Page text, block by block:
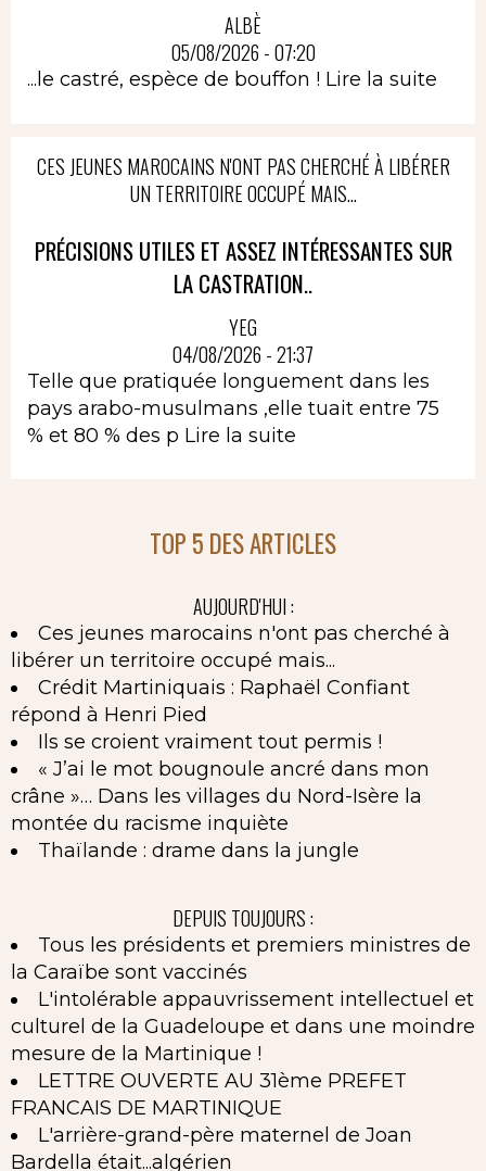
ALBÈ
05/08/2026 - 07:20
...le castré, espèce de bouffon ! Lire la suite
CES JEUNES MAROCAINS N'ONT PAS CHERCHÉ À LIBÉRER
UN TERRITOIRE OCCUPÉ MAIS...
PRÉCISIONS UTILES ET ASSEZ INTÉRESSANTES SUR
LA CASTRATION..
YEG
04/08/2026 - 21:37
Telle que pratiquée longuement dans les
pays arabo-musulmans ,elle tuait entre 75
% et 80 % des p Lire la suite
TOP 5 DES ARTICLES
AUJOURD'HUI :
Ces jeunes marocains n'ont pas cherché à
libérer un territoire occupé mais...
Crédit Martiniquais : Raphaël Confiant
répond à Henri Pied
Ils se croient vraiment tout permis !
« J’ai le mot bougnoule ancré dans mon
crâne »… Dans les villages du Nord-Isère la
montée du racisme inquiète
Thaïlande : drame dans la jungle
DEPUIS TOUJOURS :
Tous les présidents et premiers ministres de
la Caraïbe sont vaccinés
L'intolérable appauvrissement intellectuel et
culturel de la Guadeloupe et dans une moindre
mesure de la Martinique !
LETTRE OUVERTE AU 31ème PREFET
FRANCAIS DE MARTINIQUE
L'arrière-grand-père maternel de Joan
Bardella était...algérien